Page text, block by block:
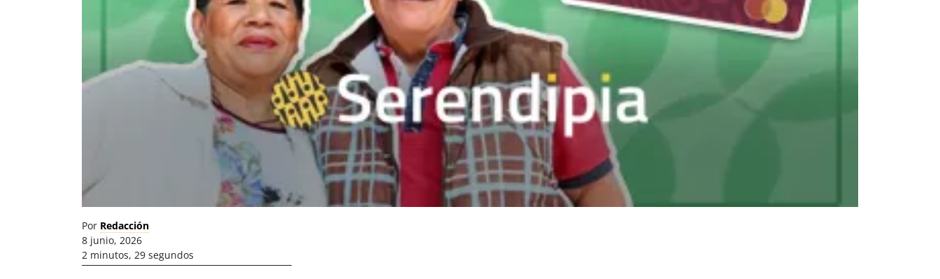
Por Redacción
8 junio, 2026
2 minutos, 29 segundos